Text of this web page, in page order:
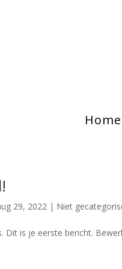
Home
29, 2022| Niet
Dit is je eerste bericht.